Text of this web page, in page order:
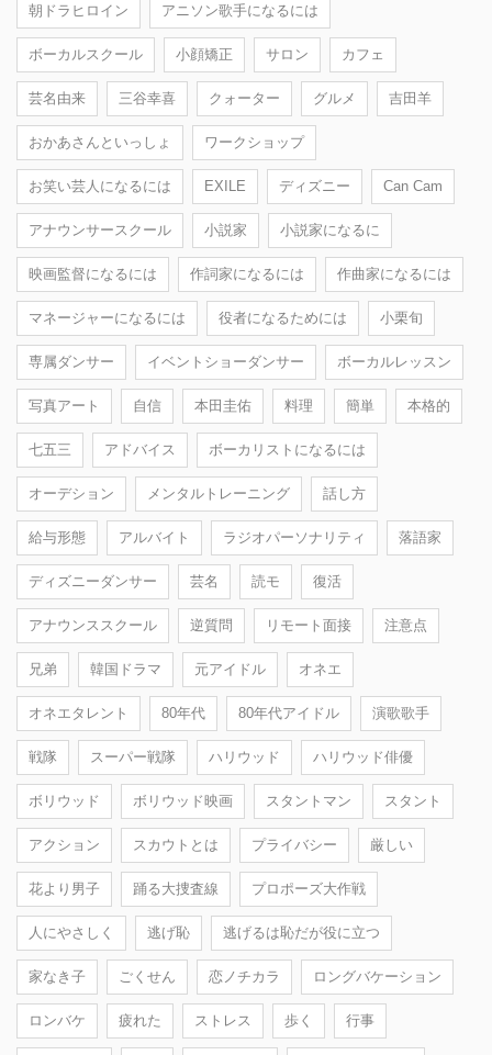
朝ドラヒロイン アニソン歌手になるには
ボーカルスクール 小顔矯正 サロン カフェ
芸名由来 三谷幸喜 クォーター グルメ 吉田羊
おかあさんといっしょ ワークショップ
お笑い芸人になるには EXILE ディズニー Can Cam
アナウンサースクール 小説家 小説家になるに
映画監督になるには 作詞家になるには 作曲家になるには
マネージャーになるには 役者になるためには 小栗旬
専属ダンサー イベントショーダンサー ボーカルレッスン
写真アート 自信 本田圭佑 料理 簡単 本格的
七五三 アドバイス ボーカリストになるには
オーデション メンタルトレーニング 話し方
給与形態 アルバイト ラジオパーソナリティ 落語家
ディズニーダンサー 芸名 読モ 復活
アナウンススクール 逆質問 リモート面接 注意点
兄弟 韓国ドラマ 元アイドル オネエ
オネエタレント 80年代 80年代アイドル 演歌歌手
戦隊 スーパー戦隊 ハリウッド ハリウッド俳優
ボリウッド ボリウッド映画 スタントマン スタント
アクション スカウトとは プライバシー 厳しい
花より男子 踊る大捜査線 プロポーズ大作戦
人にやさしく 逃げ恥 逃げるは恥だが役に立つ
家なき子 ごくせん 恋ノチカラ ロングバケーション
ロンバケ 疲れた ストレス 歩く 行事